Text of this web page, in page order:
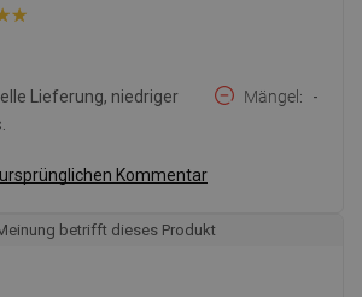
Lieferung, niedriger
Mängel -
Kommentar
betrifft dieses Produkt